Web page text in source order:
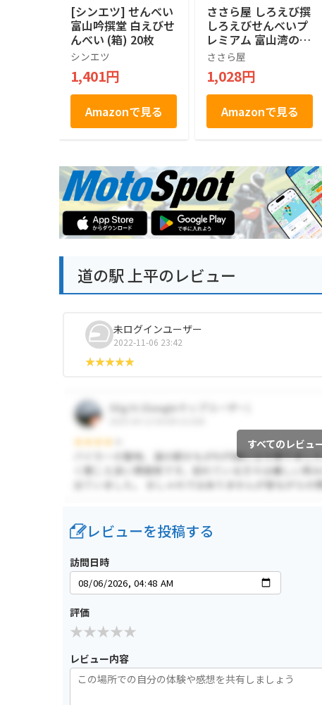
[シンエツ] せんべい
富山吟撰堂 白えびせ
んべい (箱) 20枚
シンエツ
1,401円
Amazonで見る
ささら屋 しろえび撰
しろえびせんべいプ
レミアム 富山湾の宝
石 上品な香り パリ
ッとした食感 米菓
お中元 お歳暮 帰歳
暮 お祝い ギフト プ
レゼント 贈り物 贈
答 (9枚)
ささら屋
1,028円
Amazonで見る
道の駅 上平のレビュー
未ログインユーザー
2022-11-06 23:42
すべてのレビュ
レビューを投稿する
訪問日時
評価
レビュー内容